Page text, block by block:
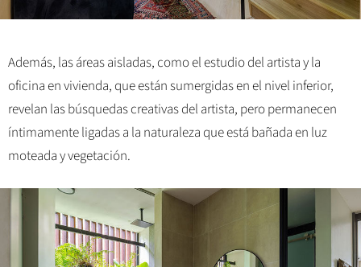
Además, las áreas aisladas, como el estudio del artista y la
oficina en vivienda, que están sumergidas en el nivel inferior,
revelan las búsquedas creativas del artista, pero permanecen
íntimamente ligadas a la naturaleza que está bañada en luz
moteada y vegetación.